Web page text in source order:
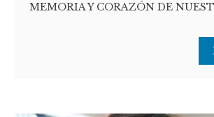
MEMORIA Y CORAZÓN DE